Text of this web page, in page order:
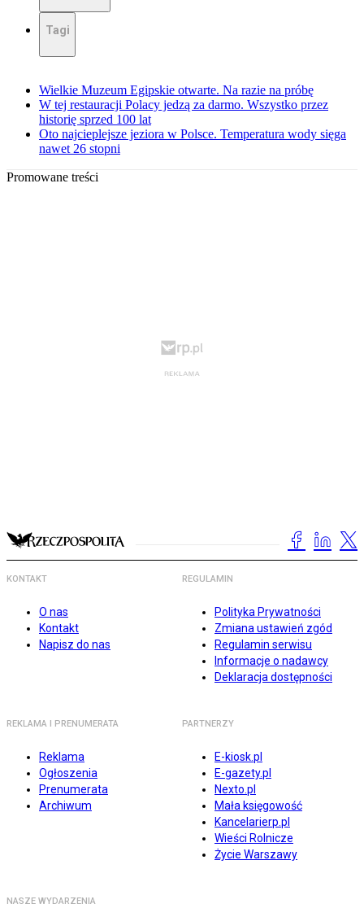
Tagi
Wielkie Muzeum Egipskie otwarte. Na razie na próbę
W tej restauracji Polacy jedzą za darmo. Wszystko przez
historię sprzed 100 lat
Oto najcieplejsze jeziora w Polsce. Temperatura wody sięga
nawet 26 stopni
Promowane treści
KONTAKT
O nas
Kontakt
Napisz do nas
REGULAMIN
Polityka Prywatności
Zmiana ustawień zgód
Regulamin serwisu
Informacje o nadawcy
Deklaracja dostępności
REKLAMA I PRENUMERATA
Reklama
Ogłoszenia
Prenumerata
Archiwum
PARTNERZY
E-kiosk.pl
E-gazety.pl
Nexto.pl
Mała księgowość
Kancelarierp.pl
Wieści Rolnicze
Życie Warszawy
NASZE WYDARZENIA